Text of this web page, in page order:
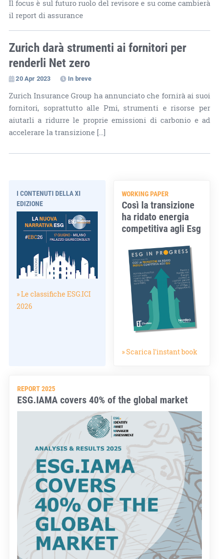
Il focus è sul futuro ruolo del revisore e su come cambierà
il report di assurance
Zurich darà strumenti ai fornitori per
renderli Net zero
20 Apr 2023 In breve
Zurich Insurance Group ha annunciato che fornirà ai suoi
fornitori, soprattutto alle Pmi, strumenti e risorse per
aiutarli a ridurre le proprie emissioni di carbonio e ad
accelerare la transizione […]
I CONTENUTI DELLA XI
EDIZIONE
» Le classifiche ESG.ICI
2026
WORKING PAPER
Così la transizione
ha ridato energia
competitiva agli Esg
» Scarica l'instant book
REPORT 2025
ESG.IAMA covers 40% of the global market